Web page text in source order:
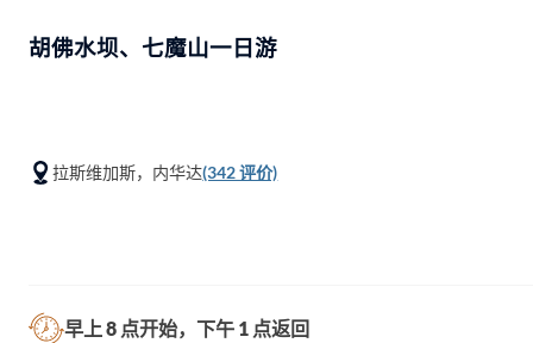
胡佛水坝、七魔山一日游
拉斯维加斯，内华达(342 评价)
早上 8 点开始，下午 1 点返回